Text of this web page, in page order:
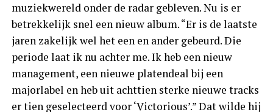
muziekwereld onder de radar gebleven. Nu is er
betrekkelijk snel een nieuw album. “Er is de laatste
jaren zakelijk wel het een en ander gebeurd. Die
periode laat ik nu achter me. Ik heb een nieuw
management, een nieuwe platendeal bij een
majorlabel en heb uit achttien sterke nieuwe tracks
er tien geselecteerd voor ‘Victorious’.” Dat wilde hij